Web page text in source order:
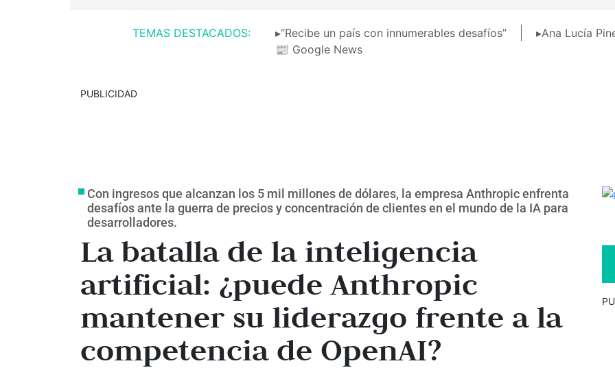
TEMAS DESTACADOS: ▸“Recibe un país con innumerables desafíos”
▸Ana Lucía
📰 Google News
PUBLICIDAD
Con ingresos que alcanzan los 5 mil millones de dólares, la empresa Anthropic enfrenta
desafíos ante la guerra de precios y concentración de clientes en el mundo de la IA para
desarrolladores.
La batalla de la inteligencia
artificial: ¿puede Anthropic
mantener su liderazgo frente a la
competencia de OpenAI?